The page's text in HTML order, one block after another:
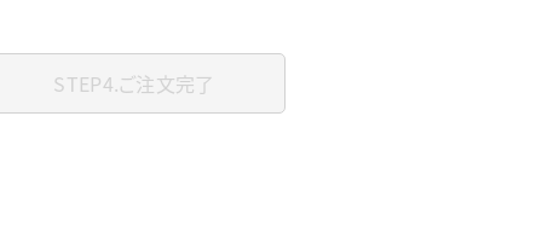
STEP4.ご注文完了